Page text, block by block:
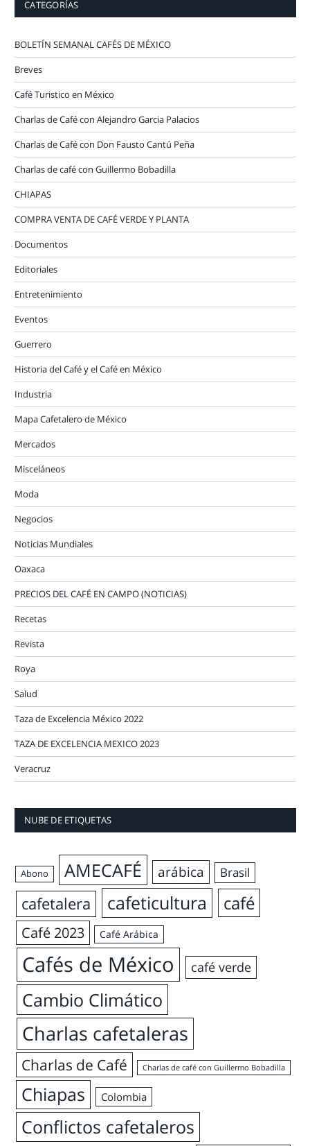
CATEGORÍAS
BOLETÍN SEMANAL CAFÉS DE MÉXICO
Breves
Café Turistico en México
Charlas de Café con Alejandro Garcia Palacios
Charlas de Café con Don Fausto Cantú Peña
Charlas de café con Guillermo Bobadilla
CHIAPAS
COMPRA VENTA DE CAFÉ VERDE Y PLANTA
Documentos
Editoriales
Entretenimiento
Eventos
Guerrero
Historia del Café y el Café en México
Industria
Mapa Cafetalero de México
Mercados
Misceláneos
Moda
Negocios
Noticias Mundiales
Oaxaca
PRECIOS DEL CAFÉ EN CAMPO (NOTICIAS)
Recetas
Revista
Roya
Salud
Taza de Excelencia México 2022
TAZA DE EXCELENCIA MEXICO 2023
Veracruz
NUBE DE ETIQUETAS
Abono AMECAFÉ arábica Brasil
cafetalera cafeticultura café
Café 2023 Café Arábica
Cafés de México café verde
Cambio Climático
Charlas cafetaleras
Charlas de Café Charlas de café con Guillermo Bobadilla
Chiapas Colombia
Conflictos cafetaleros